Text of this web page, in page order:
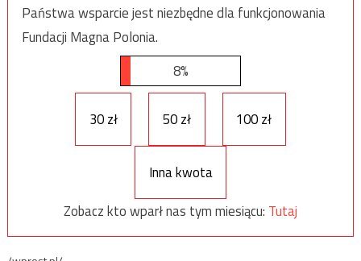
Państwa wsparcie jest niezbędne dla funkcjonowania
Fundacji Magna Polonia.
8%
30 zł 50 zł 100 zł
Inna kwota
Zobacz kto wparł nas tym miesiącu: Tutaj